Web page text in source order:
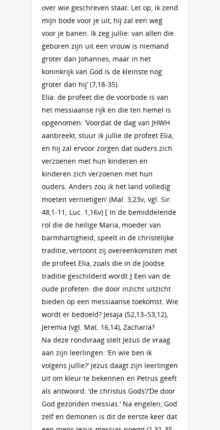
over wie geschreven staat: Let op, ik zend
mijn bode voor je uit, hij zal een weg
voor je banen. Ik zeg jullie: van allen die
geboren zijn uit een vrouw is niemand
groter dan Johannes, maar in het
koninkrijk van God is de kleinste nog
groter dan hij’ (7,18-35).
Elia: de profeet die de voorbode is van
het messiaanse rijk en die ten hemel is
opgenomen: ‘Voordat de dag van JHWH
aanbreekt, stuur ik jullie de profeet Elia,
en hij zal ervoor zorgen dat ouders zich
verzoenen met hun kinderen en
kinderen zich verzoenen met hun
ouders. Anders zou ik het land volledig
moeten vernietigen’ (Mal. 3,23v; vgl. Sir.
48,1-11; Luc. 1,16v) [ In de bemiddelende
rol die de heilige Maria, moeder van
barmhartigheid, speelt in de christelijke
traditie, vertoont zij overeenkomsten met
de profeet Elia, zoals die in de Joodse
traditie geschilderd wordt.] Een van de
oude profeten: die door inzicht uitzicht
bieden op een messiaanse toekomst. Wie
wordt er bedoeld? Jesaja (52,13–53,12),
Jeremia (vgl. Mat. 16,14), Zacharia?
Na deze rondvraag stelt Jezus de vraag
aan zijn leerlingen: ‘En wie ben ik
volgens jullie?’ Jezus daagt zijn leerlingen
uit om kleur te bekennen en Petrus geeft
als antwoord: ‘de christus Gods’/‘De door
God gezonden messias.’ Na engelen, God
zelf en demonen is dit de eerste keer dat